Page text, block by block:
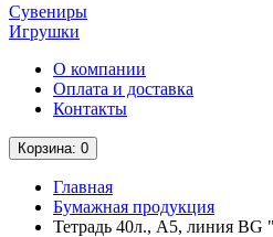
Сувениры
Игрушки
О компании
Оплата и доставка
Контакты
Корзина: 0
Главная
Бумажная продукция
Тетрадь 40л., А5, линия BG